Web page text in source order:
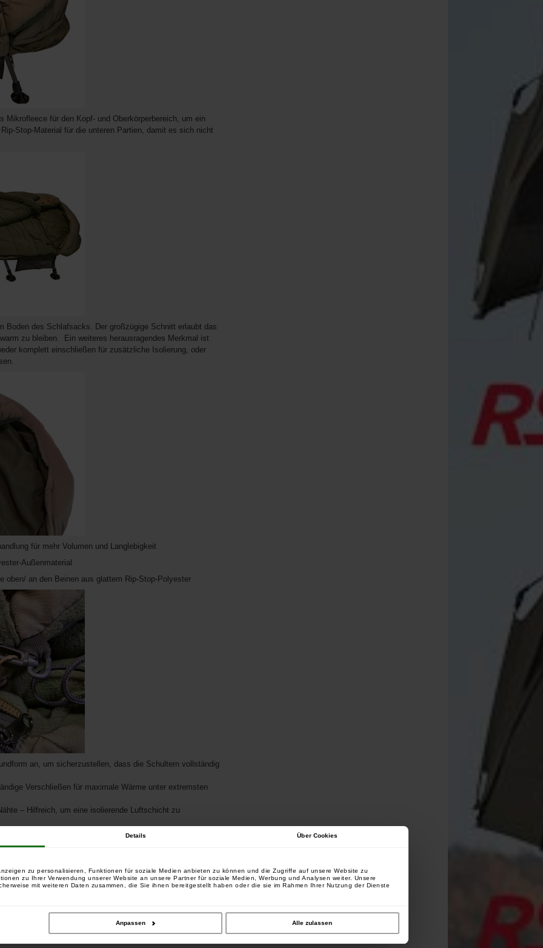
Details Über Cookies
zu personalisieren, Funktionen für soziale Medien anbieten zu können und die Zugriffe auf unsere Website zu
zu Ihrer Verwendung unserer Website an unsere Partner für soziale Medien, Werbung und Analysen weiter. Unsere
mit weiteren Daten zusammen, die Sie ihnen bereitgestellt haben oder die sie im Rahmen Ihrer Nutzung der Dienste
Anpassen Alle zulassen
Mikrofleece für den Kopf- und Oberkörperbereich, um ein
Stop-Material für die unteren Partien, damit es sich nicht
Boden des Schlafsacks. Der großzügige Schnitt erlaubt das
zu bleiben. Ein weiteres herausragendes Merkmal ist
komplett einschließen für zusätzliche Isolierung, oder
für mehr Volumen und Langlebigkeit
Außenmaterial
oben/ an den Beinen aus glattem Rip-Stop-Polyester
an, um sicherzustellen, dass die Schultern vollständig
Verschließen für maximale Wärme unter extremsten
– Hilfreich, um eine isolierende Luftschicht zu
– Verhindert ein Verkeilen, wenn Sie schnell
kalte Luft draußen und warme drinnen.
ausgeschnittenen Klettbänderaussparung – Zur
– Perfekt für die Aufbewahrung von Taschenlampen,